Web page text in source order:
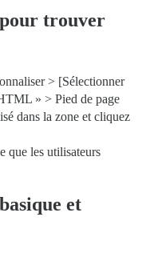
trouver
> [Sélectionner
» > Pied de page
dans la zone et cliquez
que les utilisateurs
et